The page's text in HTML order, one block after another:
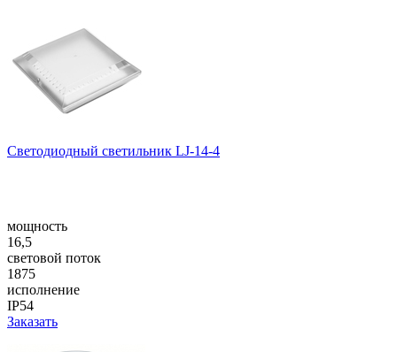
Светодиодный светильник LJ-14-4
мощность
16,5
световой поток
1875
исполнение
IP54
Заказать